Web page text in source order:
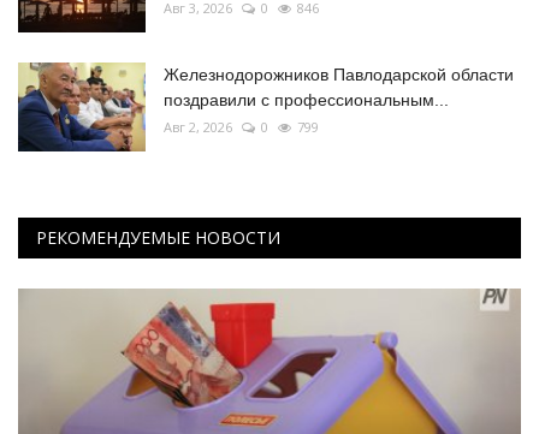
Авг 3, 2026 0 846
Железнодорожников Павлодарской области
поздравили с профессиональным...
Авг 2, 2026 0 799
РЕКОМЕНДУЕМЫЕ НОВОСТИ